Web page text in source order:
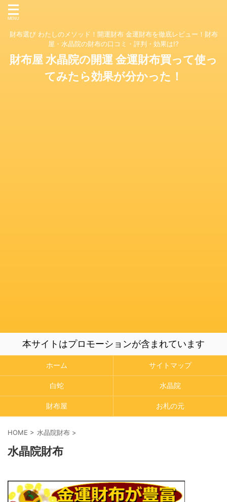
財布選び わたしのメソッド！開運財布 金運財布を徹底レビュー！財布
屋・水晶院の財布の口コミ・評判・効果は!?
財布屋 水晶院の開運 金運財布買って使っ
てみたら効果が分かった！
本サイトはプロモーションが含まれています
ホーム サイトマップ
白蛇 水晶院
財布屋 お札の元
HOME > 水晶院財布 >
水晶院財布